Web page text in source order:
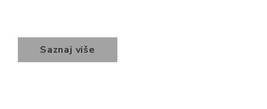
Saznaj više